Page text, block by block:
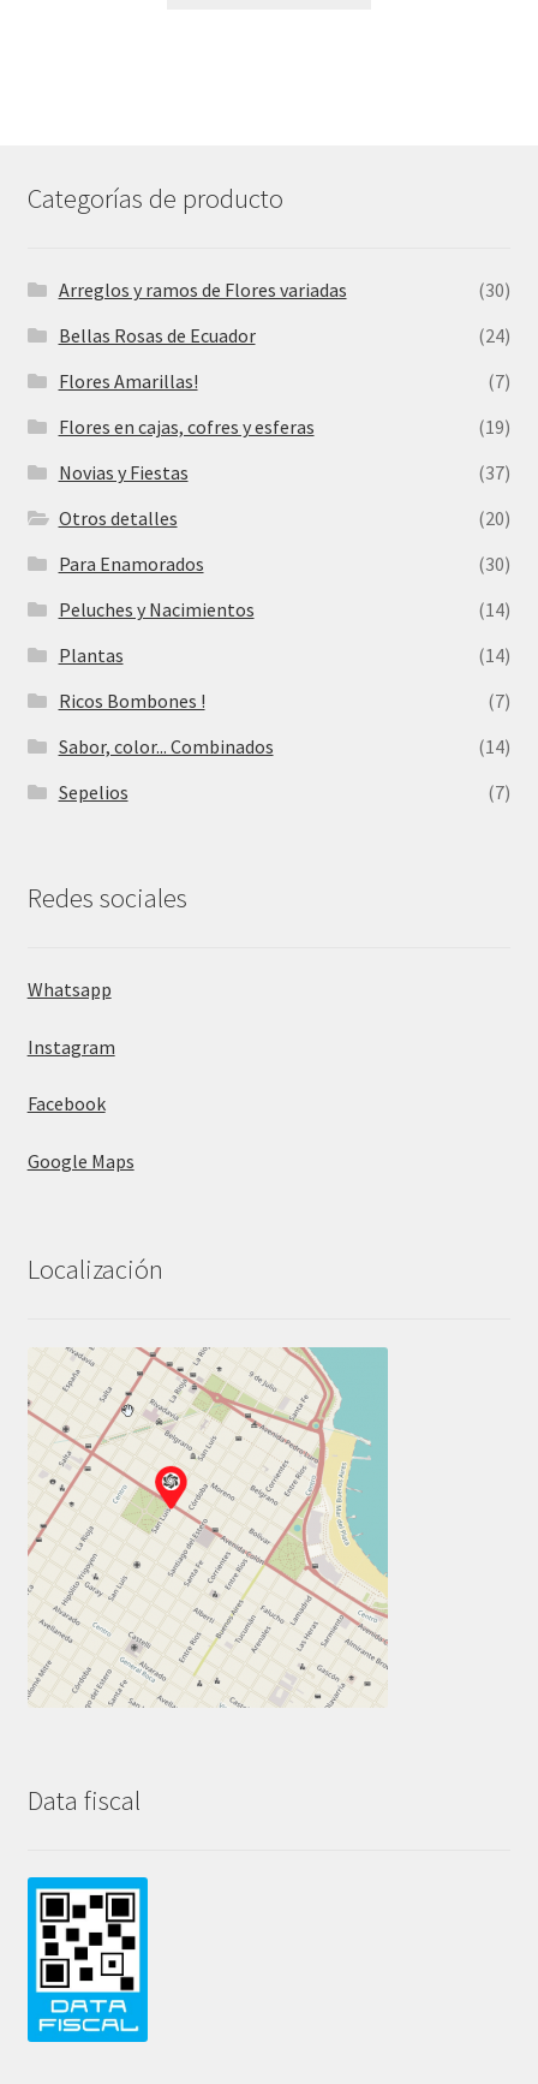
Categorías de producto
Arreglos y ramos de Flores variadas
(30)
Bellas Rosas de Ecuador
(24)
Flores Amarillas!
(7)
Flores en cajas, cofres y esferas
(19)
Novias y Fiestas
(37)
Otros detalles
(20)
Para Enamorados
(30)
Peluches y Nacimientos
(14)
Plantas
(14)
Ricos Bombones !
(7)
Sabor, color... Combinados
(14)
Sepelios
(7)
Redes sociales
Whatsapp
Instagram
Facebook
Google Maps
Localización
Data fiscal